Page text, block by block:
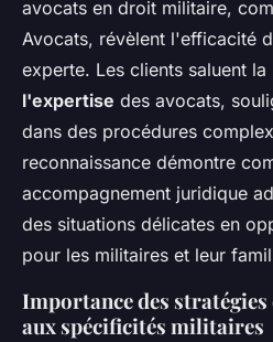
avocats en droit militaire,
Avocats, révèlent l'efficacité
experte. Les clients saluent la
l'expertise des avocats,
dans des procédures
reconnaissance démontre
accompagnement juridique
des situations délicates en
pour les militaires et leur
Importance des stratégies
aux spécificités militaires